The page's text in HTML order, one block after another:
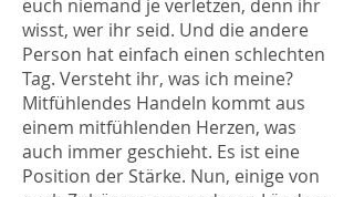
euch niemand je verletzen, denn ihr
wisst, wer ihr seid. Und die andere
Person hat einfach einen schlechten
Tag. Versteht ihr, was ich meine?
Mitfühlendes Handeln kommt aus
einem mitfühlenden Herzen, was
auch immer geschieht. Es ist eine
Position der Stärke. Nun, einige von